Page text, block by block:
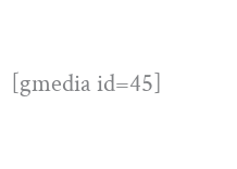
[gmedia id=45]